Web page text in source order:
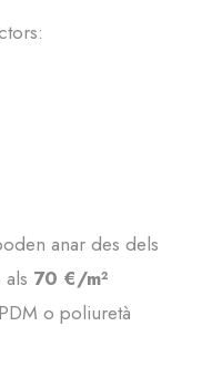
anar des dels
70 €/m²
o poliuretà